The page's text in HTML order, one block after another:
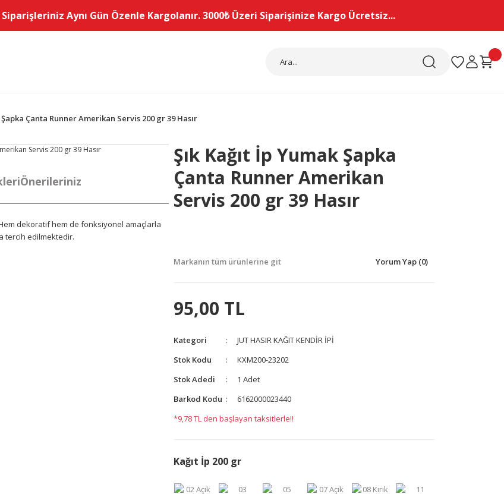
Aynı Gün Özenle Kargolanır. 3000₺ Üzeri Siparişinize Kargo Ücretsiz...
Şapka Çanta Runner Amerikan Servis 200 gr 39 Hasır
Önerileriniz
dekoratif hem de fonksiyonel amaçlarla
tercih edilmektedir.
Şık Kağıt İp Yumak Şapka
Çanta Runner Amerikan
Servis 200 gr 39 Hasır
Markanın tüm ürünlerine git Yorum Yap (0)
95,00 TL
Kategori
JUT HASIR KAĞIT KENDİR İPİ
Stok Kodu
KXM200-23202
Stok Adedi
1 Adet
Barkod Kodu
6162000023440
*9,78 TL den başlayan taksitlerle!!
Kağıt İp 200 gr